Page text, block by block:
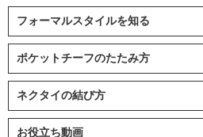
フォーマルスタイルを知る
ポケットチーフのたたみ方
ネクタイの結び方
お役立ち動画